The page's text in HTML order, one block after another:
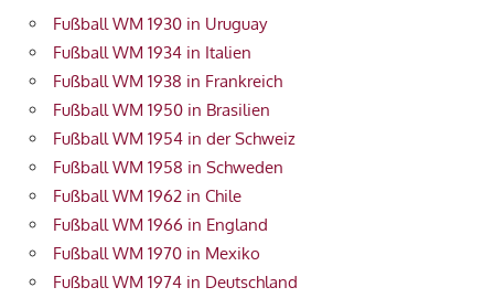
Fußball WM 1930 in Uruguay
Fußball WM 1934 in Italien
Fußball WM 1938 in Frankreich
Fußball WM 1950 in Brasilien
Fußball WM 1954 in der Schweiz
Fußball WM 1958 in Schweden
Fußball WM 1962 in Chile
Fußball WM 1966 in England
Fußball WM 1970 in Mexiko
Fußball WM 1974 in Deutschland